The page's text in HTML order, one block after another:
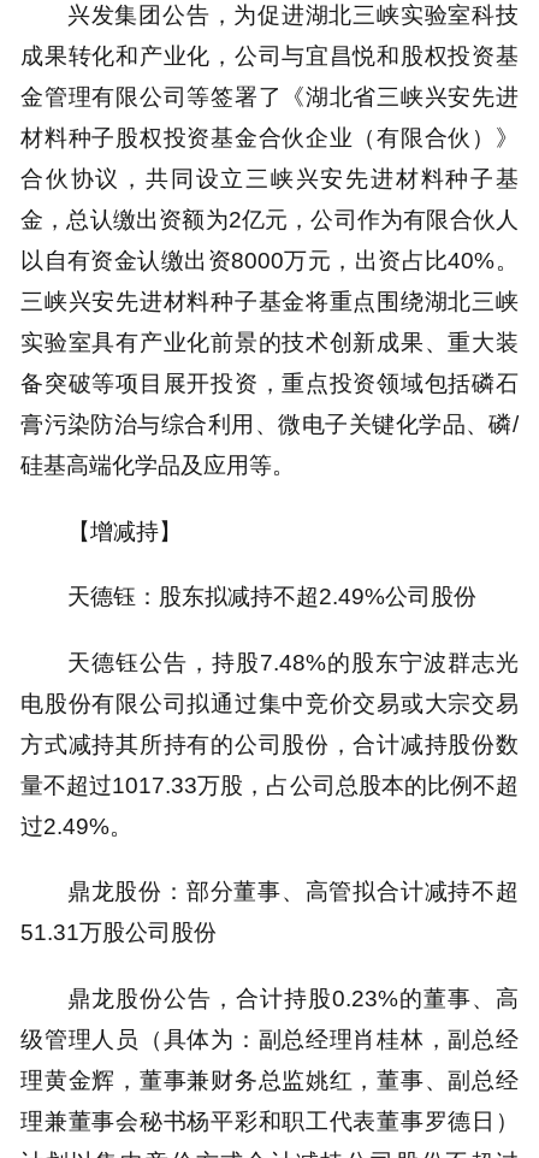
兴发集团公告，为促进湖北三峡实验室科技
成果转化和产业化，公司与宜昌悦和股权投资基
金管理有限公司等签署了《湖北省三峡兴安先进
材料种子股权投资基金合伙企业（有限合伙）》
合伙协议，共同设立三峡兴安先进材料种子基
金，总认缴出资额为2亿元，公司作为有限合伙人
以自有资金认缴出资8000万元，出资占比40%。
三峡兴安先进材料种子基金将重点围绕湖北三峡
实验室具有产业化前景的技术创新成果、重大装
备突破等项目展开投资，重点投资领域包括磷石
膏污染防治与综合利用、微电子关键化学品、磷/
硅基高端化学品及应用等。
【增减持】
天德钰：股东拟减持不超2.49%公司股份
天德钰公告，持股7.48%的股东宁波群志光
电股份有限公司拟通过集中竞价交易或大宗交易
方式减持其所持有的公司股份，合计减持股份数
量不超过1017.33万股，占公司总股本的比例不超
过2.49%。
鼎龙股份：部分董事、高管拟合计减持不超
51.31万股公司股份
鼎龙股份公告，合计持股0.23%的董事、高
级管理人员（具体为：副总经理肖桂林，副总经
理黄金辉，董事兼财务总监姚红，董事、副总经
理兼董事会秘书杨平彩和职工代表董事罗德日）